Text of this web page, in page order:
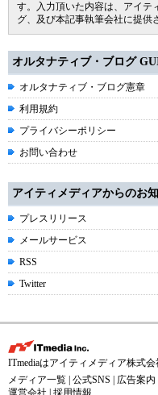
す。入力頂いた内容は、アイテ
グ、及び本記事執筆会社に提供
オルタナティブ・ブログ
オルタナティブ・ブログ憲章
利用規約
プライバシーポリシー
お問い合わせ
アイティメディアからのお
プレスリリース
メールサービス
RSS
Twitter
ITmediaはアイティメディア株式会
メディア一覧 公式SNS 広告案内
運営会社
採用情報